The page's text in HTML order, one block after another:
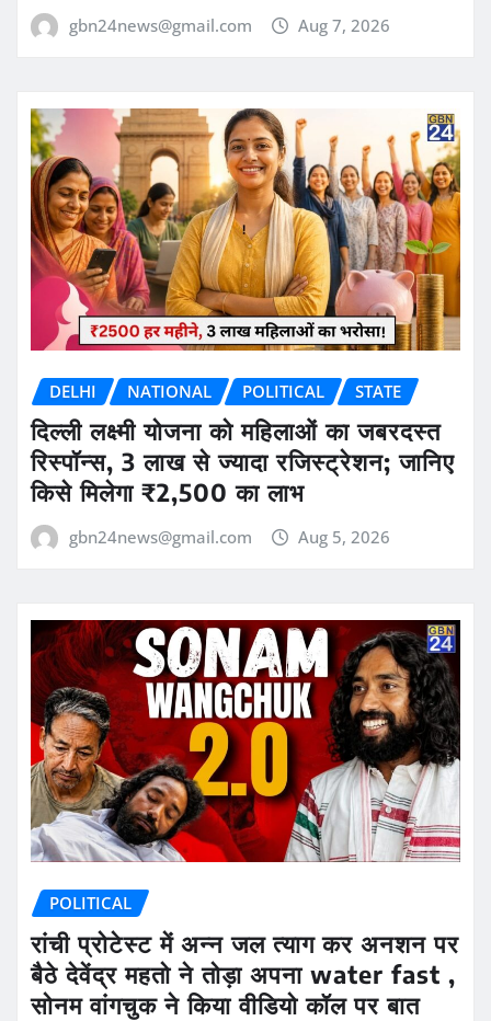
gbn24news@gmail.com Aug 7, 2026
DELHI NATIONAL POLITICAL STATE
दिल्ली लक्ष्मी योजना को महिलाओं का जबरदस्त
रिस्पॉन्स, 3 लाख से ज्यादा रजिस्ट्रेशन; जानिए
किसे मिलेगा ₹2,500 का लाभ
gbn24news@gmail.com Aug 5, 2026
POLITICAL
रांची प्रोटेस्ट में अन्न जल त्याग कर अनशन पर
बैठे देवेंद्र महतो ने तोड़ा अपना water fast ,
सोनम वांगचुक ने किया वीडियो कॉल पर बात